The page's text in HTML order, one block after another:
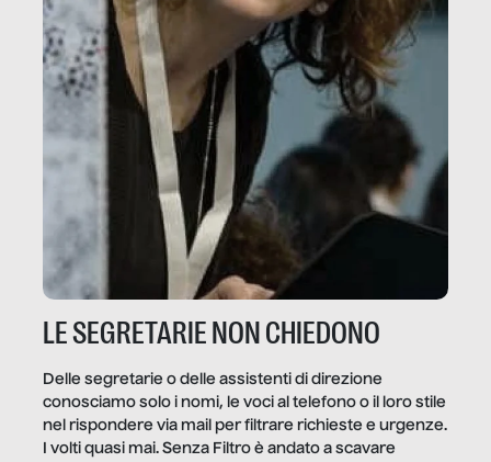
LE SEGRETARIE NON CHIEDONO
Delle segretarie o delle assistenti di direzione
conosciamo solo i nomi, le voci al telefono o il loro stile
nel rispondere via mail per filtrare richieste e urgenze.
I volti quasi mai. Senza Filtro è andato a scavare